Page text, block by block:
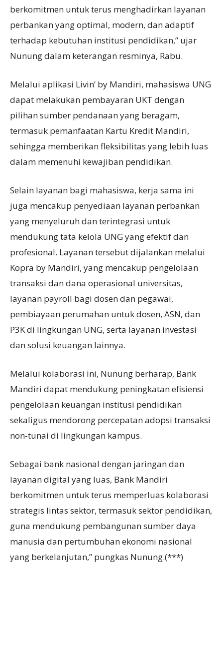
berkomitmen untuk terus menghadirkan layanan
perbankan yang optimal, modern, dan adaptif
terhadap kebutuhan institusi pendidikan,” ujar
Nunung dalam keterangan resminya, Rabu.
Melalui aplikasi Livin’ by Mandiri, mahasiswa UNG
dapat melakukan pembayaran UKT dengan
pilihan sumber pendanaan yang beragam,
termasuk pemanfaatan Kartu Kredit Mandiri,
sehingga memberikan fleksibilitas yang lebih luas
dalam memenuhi kewajiban pendidikan.
Selain layanan bagi mahasiswa, kerja sama ini
juga mencakup penyediaan layanan perbankan
yang menyeluruh dan terintegrasi untuk
mendukung tata kelola UNG yang efektif dan
profesional. Layanan tersebut dijalankan melalui
Kopra by Mandiri, yang mencakup pengelolaan
transaksi dan dana operasional universitas,
layanan payroll bagi dosen dan pegawai,
pembiayaan perumahan untuk dosen, ASN, dan
P3K di lingkungan UNG, serta layanan investasi
dan solusi keuangan lainnya.
Melalui kolaborasi ini, Nunung berharap, Bank
Mandiri dapat mendukung peningkatan efisiensi
pengelolaan keuangan institusi pendidikan
sekaligus mendorong percepatan adopsi transaksi
non-tunai di lingkungan kampus.
Sebagai bank nasional dengan jaringan dan
layanan digital yang luas, Bank Mandiri
berkomitmen untuk terus memperluas kolaborasi
strategis lintas sektor, termasuk sektor pendidikan,
guna mendukung pembangunan sumber daya
manusia dan pertumbuhan ekonomi nasional
yang berkelanjutan,” pungkas Nunung.(***)